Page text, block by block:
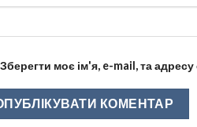
Зберегти моє ім'я, e-mail, та